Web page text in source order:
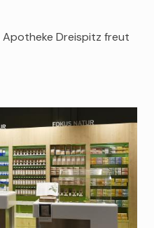
Apotheke Dreispitz freut